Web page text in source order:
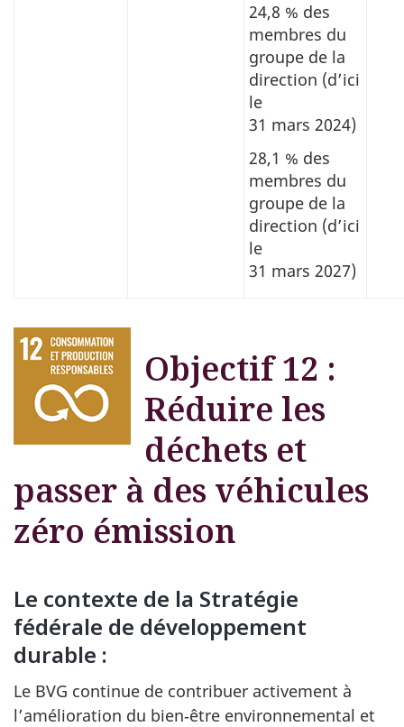
24,8 % des
membres du
groupe de la
direction (d’ici
le
31 mars 2024)
28,1 % des
membres du
groupe de la
direction (d’ici
le
31 mars 2027)
Objectif 12 :
Réduire les
déchets et
passer à des véhicules
zéro émission
Le contexte de la Stratégie
fédérale de développement
durable :
Le BVG continue de contribuer activement à
l’amélioration du bien‑être environnemental et